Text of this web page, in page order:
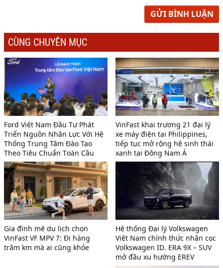
GỬI BÌNH LUẬN
CÙNG CHUYÊN MỤC
Ford Việt Nam Đầu Tư Phát
Triển Nguồn Nhân Lực Với Hệ
Thống Trung Tâm Đào Tạo
Theo Tiêu Chuẩn Toàn Cầu
VinFast khai trương 21 đại lý
xe máy điện tại Philippines,
tiếp tục mở rộng hệ sinh thái
xanh tại Đông Nam Á
Gia đình mê du lịch chọn
VinFast VF MPV 7: Đi hàng
trăm km mà ai cũng khỏe
Hệ thống Đại lý Volkswagen
Việt Nam chính thức nhận cọc
Volkswagen ID. ERA 9X – SUV
mở đầu xu hướng EREV